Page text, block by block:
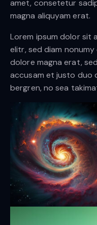
amet, consetetur
magna aliquyam erat.
Lorem ipsum dolor sit
elitr, sed diam
dolore magna erat,
accusam et justo duo
bergren, no sea